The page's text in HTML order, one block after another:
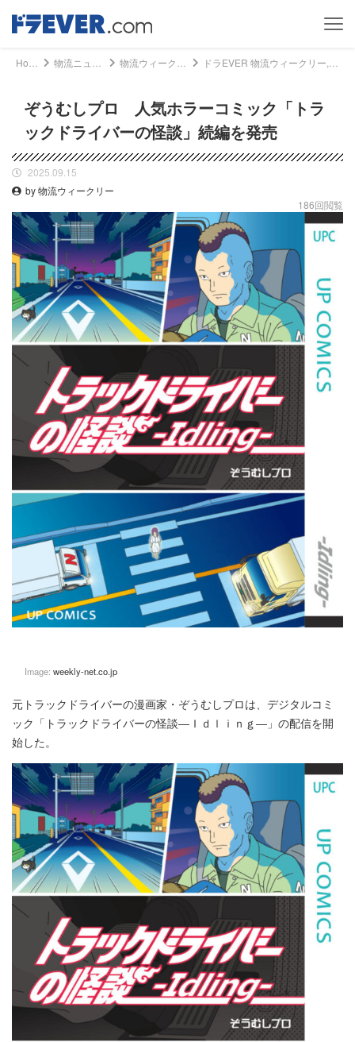
ぞうむしプロ 人気ホラーコミック「トラ
ックドライバーの怪談」続編を発売
2025.09.15
by 物流ウィークリー
186回閲覧
Image: weekly-net.co.jp
元トラックドライバーの漫画家・ぞうむしプロは、デジタルコミ
ック「トラックドライバーの怪談―Ｉｄｌｉｎｇ―」の配信を開
始した。